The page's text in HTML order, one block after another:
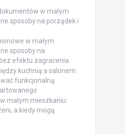
w małym
sposoby na porządek i
w małym
sposoby na
efektu zagracenia
kuchnią a salonem:
funkcjonalną
małym mieszkaniu:
a kiedy mogą